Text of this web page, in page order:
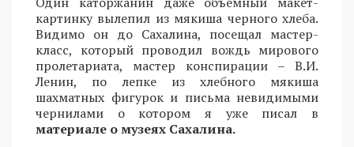
картинку вылепил из мякиша черного хлеба.
Видимо он до Сахалина, посещал мастер-
класс, который проводил вождь мирового
пролетариата, мастер конспирации – В.И.
Ленин, по лепке из хлебного мякиша
шахматных фигурок и письма невидимыми
чернилами о котором я уже писал в
материале о музеях Сахалина.